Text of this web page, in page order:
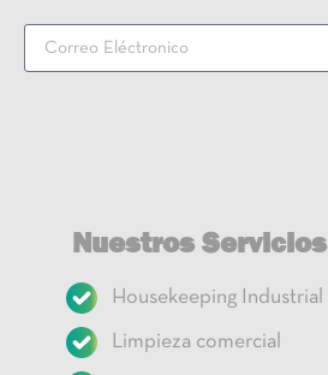
Nuestros Servicios
Housekeeping Industrial
Limpieza comercial